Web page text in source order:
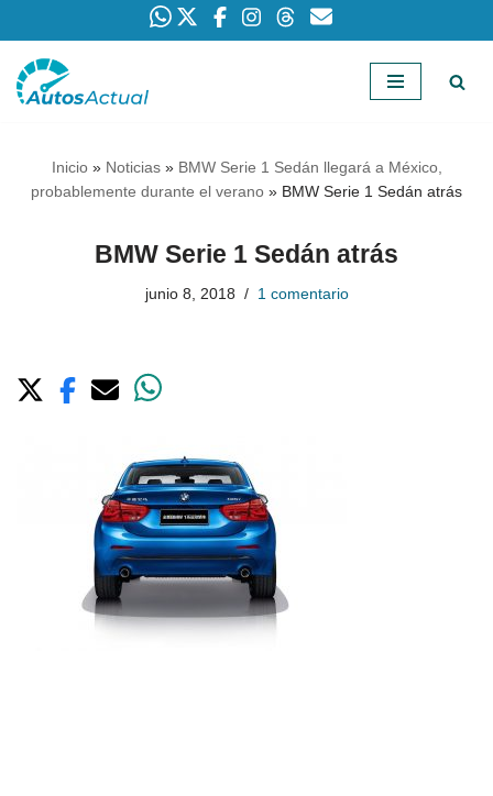
Saltar
Inicio» Noticias» BMW Serie 1 Sedán llegará a México,
probablemente durante el verano » BMW Serie 1 Sedán atrás
BMW Serie 1 Sedán atrás
junio 8, 2018 1 comentario